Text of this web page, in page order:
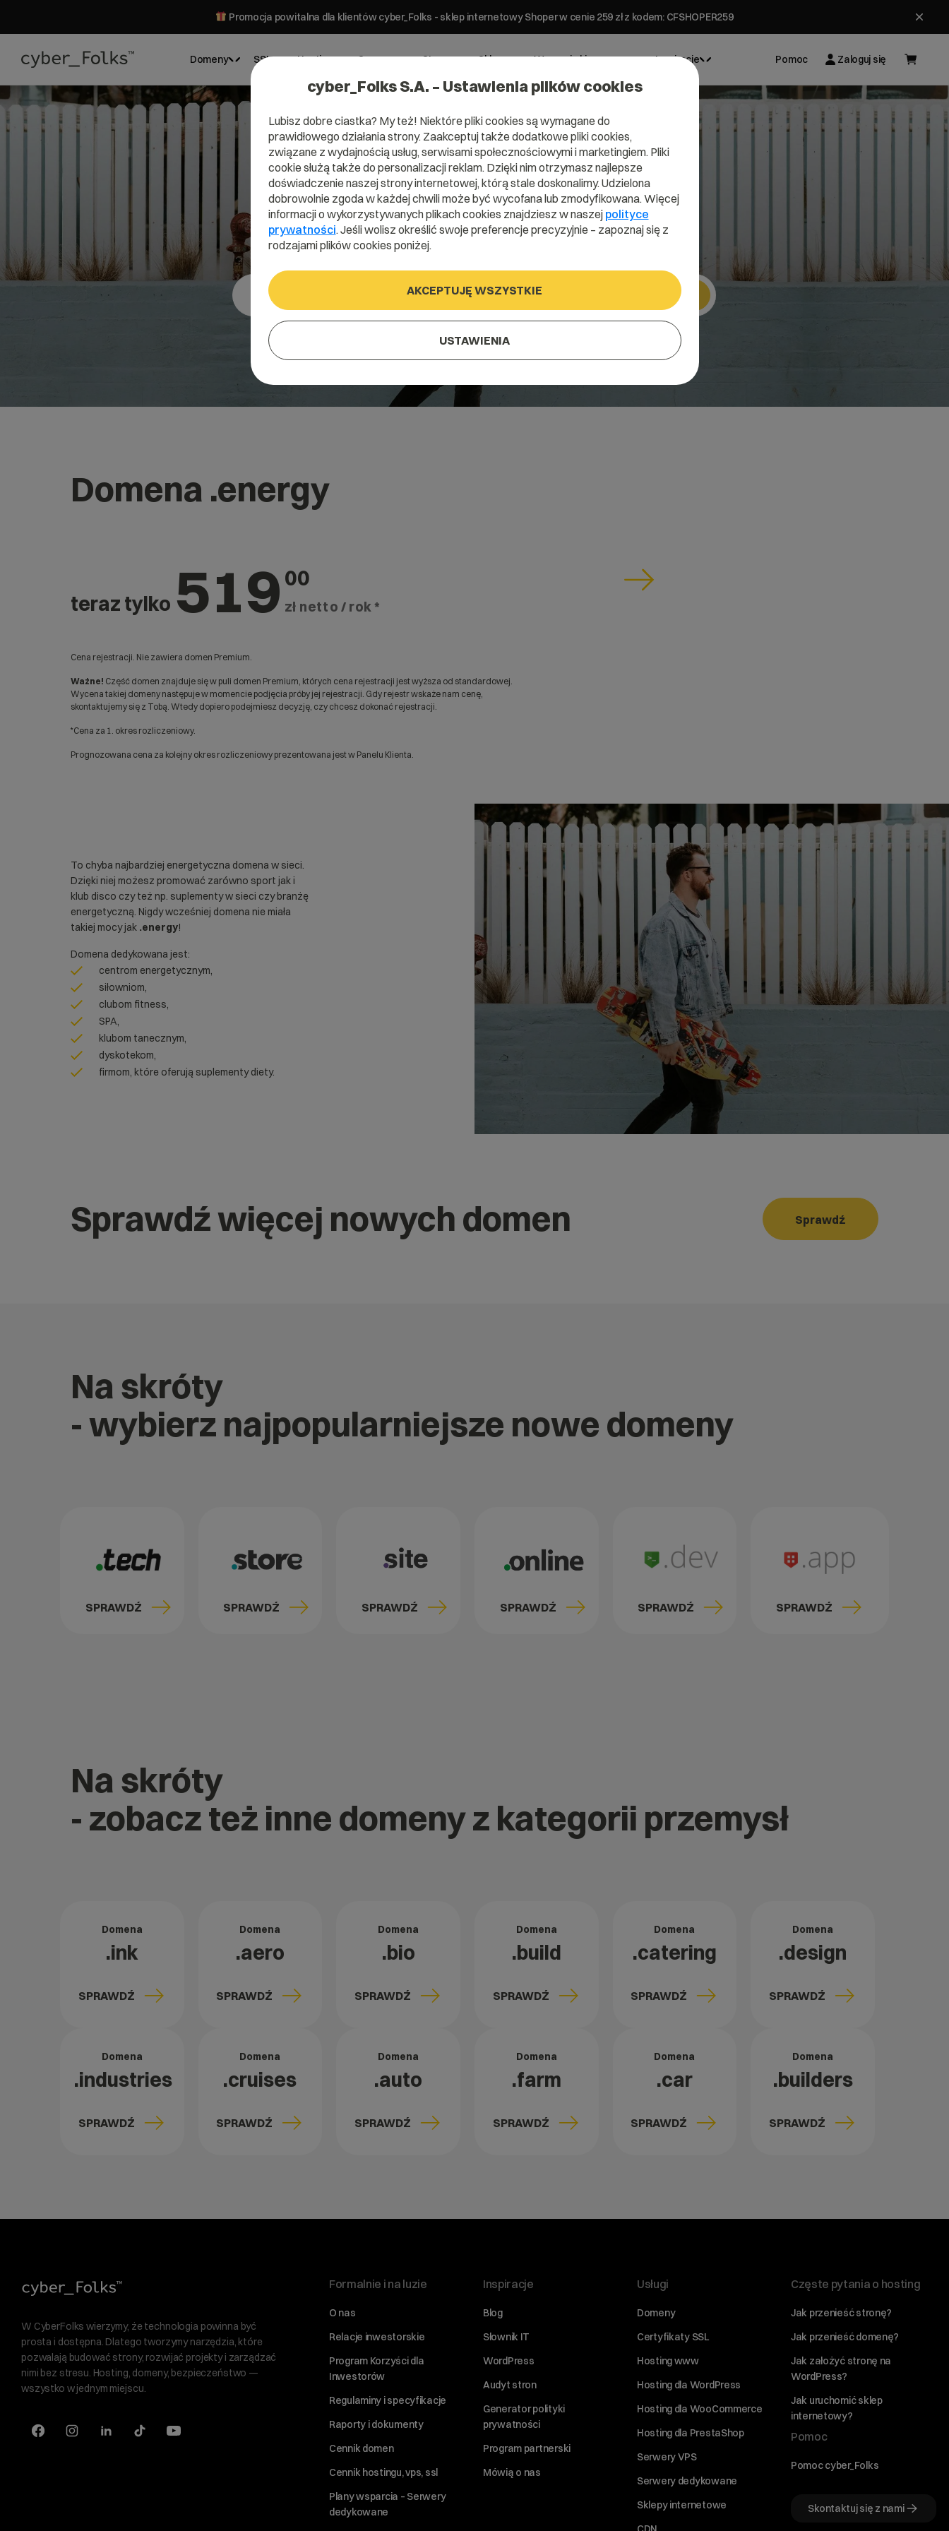
Promocja powitalna dla klientów cyber_Folks - sklep internetowy Shoper w cenie 259 zł z kodem: CFSHOPER259
Domeny SSL Hosting Serwery Strony Sklepy Wsparcie biznesowe Inspiracje Pomoc Zaloguj się
Domena .energy
Wyraź swój temperament.
Domena .energy
teraz tylko 519 00
zł netto / rok *
Cena rejestracji. Nie zawiera domen Premium.
Ważne! Część domen znajduje się w puli domen Premium, których cena rejestracji jest wyższa od standardowej.
Wycena takiej domeny następuje w momencie podjęcia próby jej rejestracji. Gdy rejestr wskaże nam cenę,
skontaktujemy się z Tobą. Wtedy dopiero podejmiesz decyzję, czy chcesz dokonać rejestracji.
*Cena za 1. okres rozliczeniowy.
Prognozowana cena za kolejny okres rozliczeniowy prezentowana jest w Panelu Klienta.
To chyba najbardziej energetyczna domena w sieci.
Dzięki niej możesz promować zarówno sport jak i
klub disco czy też np. suplementy w sieci czy branżę
energetyczną. Nigdy wcześniej domena nie miała
takiej mocy jak .energy!
Domena dedykowana jest:
centrom energetycznym,
siłowniom,
clubom fitness,
SPA,
klubom tanecznym,
dyskotekom,
firmom, które oferują suplementy diety.
Sprawdź więcej nowych domen Sprawdź
Na skróty
- wybierz najpopularniejsze nowe domeny
SPRAWDŹ SPRAWDŹ SPRAWDŹ SPRAWDŹ SPRAWDŹ SPRAWDŹ
Na skróty
- zobacz też inne domeny z kategorii przemysł
Domena
.ink
SPRAWDŹ
Domena
.aero
SPRAWDŹ
Domena
.bio
SPRAWDŹ
Domena
.build
SPRAWDŹ
Domena
.catering
SPRAWDŹ
Domena
.design
SPRAWDŹ
Domena
.industries
SPRAWDŹ
Domena
.cruises
SPRAWDŹ
Domena
.auto
SPRAWDŹ
Domena
.farm
SPRAWDŹ
Domena
.car
SPRAWDŹ
Domena
.builders
SPRAWDŹ
W CyberFolks wierzymy, że technologia powinna być
prosta i dostępna. Dlatego tworzymy narzędzia, które
pozwalają budować strony, rozwijać projekty i zarządzać
nimi bez stresu. Hosting, domeny, bezpieczeństwo —
wszystko w jednym miejscu.
Formalnie i na luzie
O nas
Relacje inwestorskie
Program Korzyści dla
Inwestorów
Regulaminy i specyfikacje
Raporty i dokumenty
Cennik domen
Cennik hostingu, vps, ssl
Plany wsparcia – Serwery
dedykowane
Inspiracje
Blog
Słownik IT
WordPress
Audyt stron
Generator polityki
prywatności
Program partnerski
Mówią o nas
Usługi
Domeny
Certyfikaty SSL
Hosting www
Hosting dla WordPress
Hosting dla WooCommerce
Hosting dla PrestaShop
Serwery VPS
Serwery dedykowane
Sklepy internetowe
Częste pytania o hosting
Jak przenieść stronę?
Jak przenieść domenę?
Jak założyć stronę na
WordPress?
Jak uruchomić sklep
internetowy?
Pomoc
Pomoc cyber_Folks
Skontaktuj się z nami
cyber_Folks S.A. – Ustawienia plików cookies
Lubisz dobre ciastka? My też! Niektóre pliki cookies są wymagane do
prawidłowego działania strony. Zaakceptuj także dodatkowe pliki cookies,
związane z wydajnością usług, serwisami społecznościowymi i marketingiem. Pliki
cookie służą także do personalizacji reklam. Dzięki nim otrzymasz najlepsze
doświadczenie naszej strony internetowej, którą stale doskonalimy. Udzielona
dobrowolnie zgoda w każdej chwili może być wycofana lub zmodyfikowana. Więcej
informacji o wykorzystywanych plikach cookies znajdziesz w naszej polityce
prywatności. Jeśli wolisz określić swoje preferencje precyzyjnie – zapoznaj się z
rodzajami plików cookies poniżej.
AKCEPTUJĘ WSZYSTKIE
USTAWIENIA